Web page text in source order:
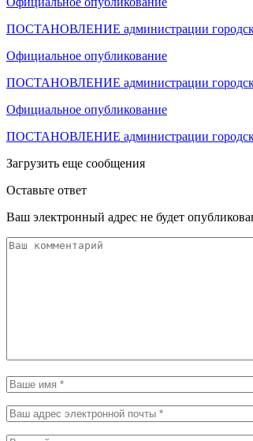
ПОСТАНОВЛЕНИЕ администрации
Официальное опубликование
ПОСТАНОВЛЕНИЕ администрации
Официальное опубликование
ПОСТАНОВЛЕНИЕ администрации
Загрузить еще сообщения
Оставьте ответ
Ваш электронный адрес не будет